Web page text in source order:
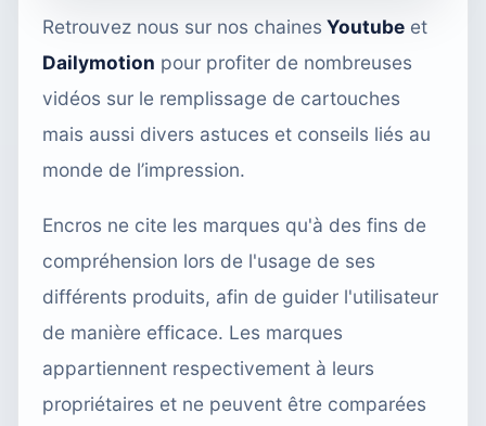
Retrouvez nous sur nos chaines Youtube et
Dailymotion pour profiter de nombreuses
vidéos sur le remplissage de cartouches
mais aussi divers astuces et conseils liés au
monde de l’impression.
Encros ne cite les marques qu'à des fins de
compréhension lors de l'usage de ses
différents produits, afin de guider l'utilisateur
de manière efficace. Les marques
appartiennent respectivement à leurs
propriétaires et ne peuvent être comparées